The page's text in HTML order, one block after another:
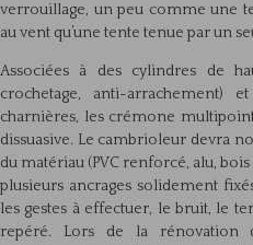
verrouillage, un peu comme une
au vent qu’une tente tenue par un
Associées à des cylindres de
crochetage, anti-arrachement)
charnières, les crémone
dissuasive. Le cambrioleur devra
du matériau (PVC renforcé, alu,
plusieurs ancrages solidement
les gestes à effectuer, le bruit, le
repéré. Lors de la rénovation